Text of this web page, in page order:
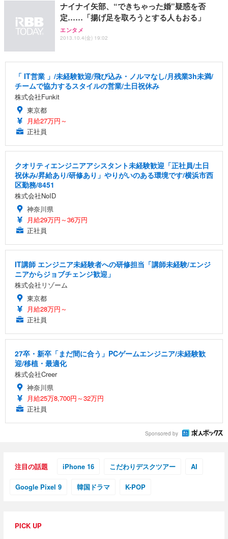
ナイナイ矢部、“できちゃった婚”疑惑を否
定……「揚げ足を取ろうとする人もおる」
エンタメ
2013.10.4(金) 19:02
「 IT営業 」/未経験歓迎/飛び込み・ノルマなし/月残業3h未満/
チームで協力するスタイルの営業/土日祝休み
株式会社Funkit
東京都
月給27万円～
正社員
クオリティエンジニアアシスタント未経験歓迎「正社員/土日
祝休み/昇給あり/研修あり」やりがいのある環境です/横浜市西
区勤務/8451
株式会社NoID
神奈川県
月給29万円～36万円
正社員
IT講師 エンジニア未経験者への研修担当「講師未経験/エンジ
ニアからジョブチェンジ歓迎」
株式会社リゾーム
東京都
月給28万円～
正社員
27卒・新卒「まだ間に合う」PCゲームエンジニア/未経験歓
迎/移植・最適化
株式会社Creer
神奈川県
月給25万8,700円～32万円
正社員
Sponsored by
注目の話題 iPhone 16 こだわりデスクツアー AI
Google Pixel 9 韓国ドラマ K-POP
PICK UP